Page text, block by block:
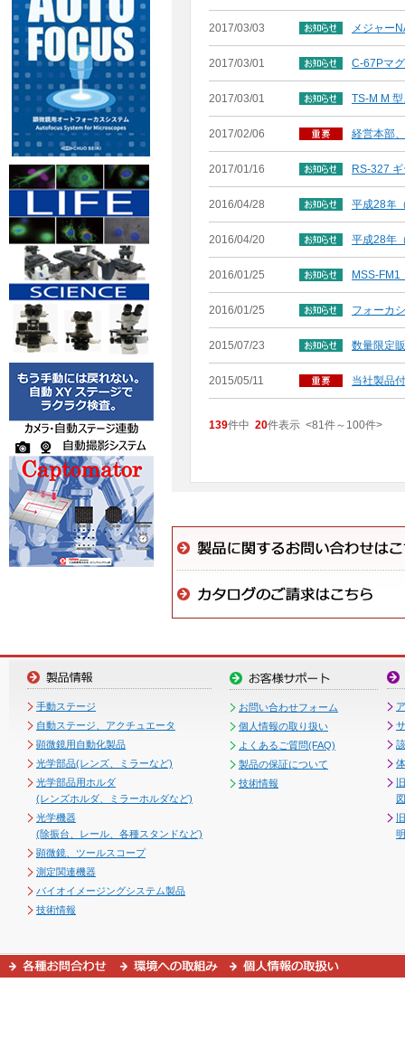
2017/03/03 メジャー
2017/03/01 C-67Pマ
2017/03/01 TS-M M
2017/02/06 経営本部
2017/01/16 RS-327
2016/04/28 平成28年
2016/04/20 平成28年
2016/01/25 MSS-
2016/01/25 フォーカ
2015/07/23 数量限定
2015/05/11 当社製品
139件中 20件表示 <81件～ 100件>
手動ステージ
自動ステージ、アクチュエータ
顕微鏡用自動化製品
光学部品(レンズ、ミラーなど)
光学部品用ホルダ
(レンズホルダ、ミラーホルダなど)
光学機器
(除振台、レール、各種スタンドなど)
顕微鏡、ツールスコープ
測定関連機器
バイオイメージングシステム製品
技術情報
お問い合わせフォーム
個人情報の取り扱い
よくあるご質問(FAQ)
製品の保証について
技術情報